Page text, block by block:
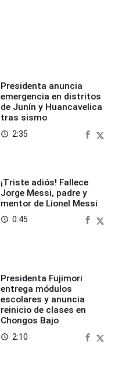
Presidenta anuncia
emergencia en distritos
de Junín y Huancavelica
tras sismo
access_time 2:35
¡Triste adiós! Fallece
Jorge Messi, padre y
mentor de Lionel Messi
access_time 0:45
Presidenta Fujimori
entrega módulos
escolares y anuncia
reinicio de clases en
Chongos Bajo
access_time 2:10